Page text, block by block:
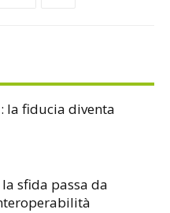
la fiducia diventa
sfida passa da